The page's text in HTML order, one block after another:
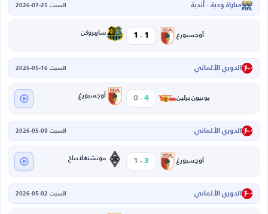
مباراة ودية - أندية السبت 25-07-2026
أوجسبورغ 1
-
1 ساربروكن
الدوري الألماني السبت 16-05-2026
يونيون برلين 4
-
0 أوجسبورغ
الدوري الألماني السبت 09-05-2026
أوجسبورغ 3
-
1 مونشنغلادباخ
الدوري الألماني السبت 02-05-2026